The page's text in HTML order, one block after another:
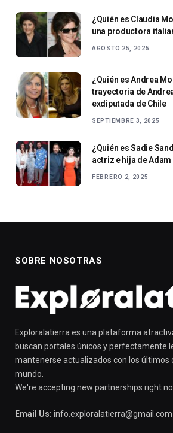
¿Quién es Claudia
una productora
AGOSTO 25, 2025
¿Quién es Andrea
trayectoria de
exdiputada de Chile
SEPTIEMBRE 3, 2025
¿Quién es Sadie
actriz e hija de
FEBRERO 2, 2025
SOBRE NOSOTRAS
Exploralatierra es una plataforma
buscan portales únicos y perfectamente
mantenerse actualizados con los últimos
mundo.
We're accepting new partnerships right
Email Us: info.exploralatierra@gmail.com